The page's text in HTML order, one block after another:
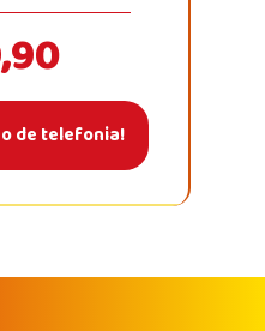
de telefonia!